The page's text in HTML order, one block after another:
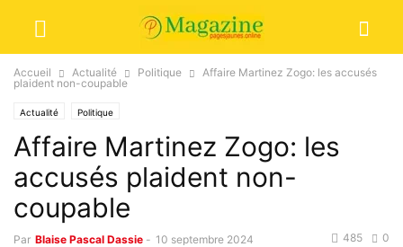
Accueil Actualité Politique
Affaire Martinez Zogo: les accusés
plaident non-coupable
Actualité Politique
Affaire Martinez Zogo: les
accusés plaident non-
coupable
Par Blaise Pascal Dassie - 10 septembre 2024 0
485